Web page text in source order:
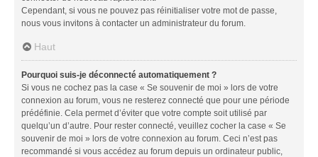
Cependant, si vous ne pouvez pas réinitialiser votre mot de passe,
nous vous invitons à contacter un administrateur du forum.
Haut
Pourquoi suis-je déconnecté automatiquement ?
Si vous ne cochez pas la case « Se souvenir de moi » lors de votre
connexion au forum, vous ne resterez connecté que pour une période
prédéfinie. Cela permet d’éviter que votre compte soit utilisé par
quelqu’un d’autre. Pour rester connecté, veuillez cocher la case « Se
souvenir de moi » lors de votre connexion au forum. Ceci n’est pas
recommandé si vous accédez au forum depuis un ordinateur public,